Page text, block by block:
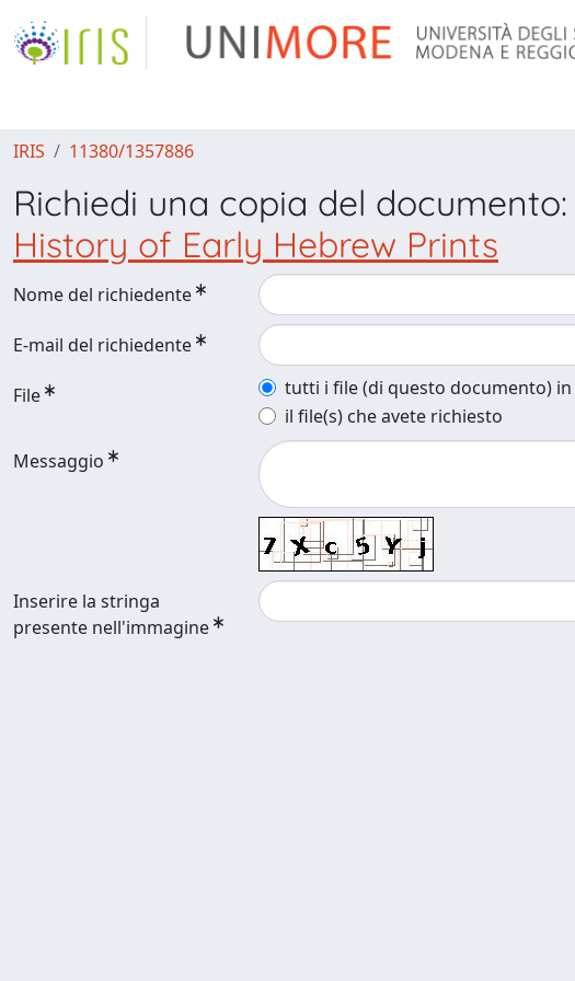
IRIS 11380/1357886
Richiedi una copia del documento:
History of Early Hebrew Prints
Nome del richiedente
E-mail del richiedente
File
tutti i file (di questo documento)
il file(s) che avete richiesto
Messaggio
Inserire la stringa
presente nell'immagine